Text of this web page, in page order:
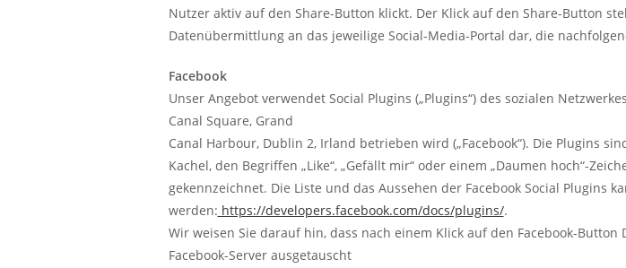
Nutzer aktiv auf den Share-Button klickt. Der Klick auf den Share-Button
Datenübermittlung an das jeweilige Social-Media-Portal dar, die
Facebook
Unser Angebot verwendet Social Plugins („Plugins“) des sozialen
Canal Square, Grand
Canal Harbour, Dublin 2, Irland betrieben wird („Facebook“). Die Plugins
Kachel, den Begriffen „Like“, „Gefällt mir“ oder einem „Daumen hoch“-
gekennzeichnet. Die Liste und das Aussehen der Facebook Social Plugins
werden: https://developers.facebook.com/docs/plugins/.
Wir weisen Sie darauf hin, dass nach einem Klick auf den Facebook-
Facebook-Server ausgetauscht